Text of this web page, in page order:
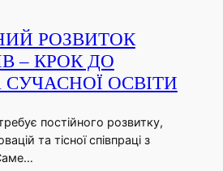
РОЗВИТОК
– КРОК ДО
СУЧАСНОЇ ОСВІТИ
постійного розвитку,
та тісної співпраці з